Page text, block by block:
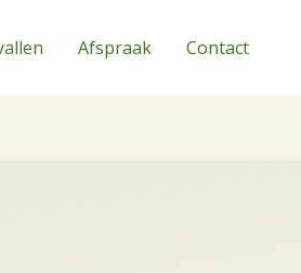
Afspraak Contact